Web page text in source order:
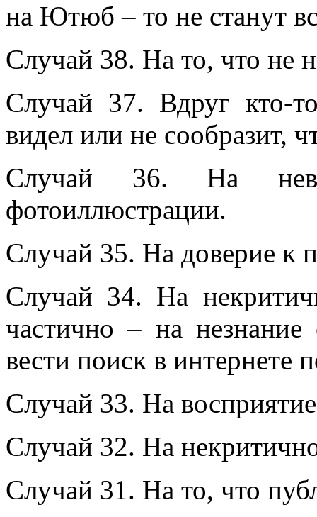
на Ютюб – то не станут
Случай 38. На то, что не
Случай 37. Вдруг кто-
видел или не сообразит,
Случай 36. На
фотоиллюстрации.
Случай 35. На доверие к
Случай 34. На
частично – на
вести поиск в интернете
Случай 33. На
Случай 32. На
Случай 31. На то, что